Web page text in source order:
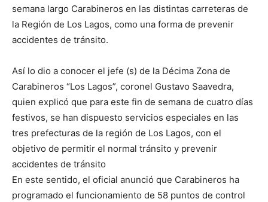
semana largo Carabineros en las distintas carreteras de
la Región de Los Lagos, como una forma de prevenir
accidentes de tránsito.
Así lo dio a conocer el jefe (s) de la Décima Zona de
Carabineros “Los Lagos”, coronel Gustavo Saavedra,
quien explicó que para este fin de semana de cuatro días
festivos, se han dispuesto servicios especiales en las
tres prefecturas de la región de Los Lagos, con el
objetivo de permitir el normal tránsito y prevenir
accidentes de tránsito
En este sentido, el oficial anunció que Carabineros ha
programado el funcionamiento de 58 puntos de control